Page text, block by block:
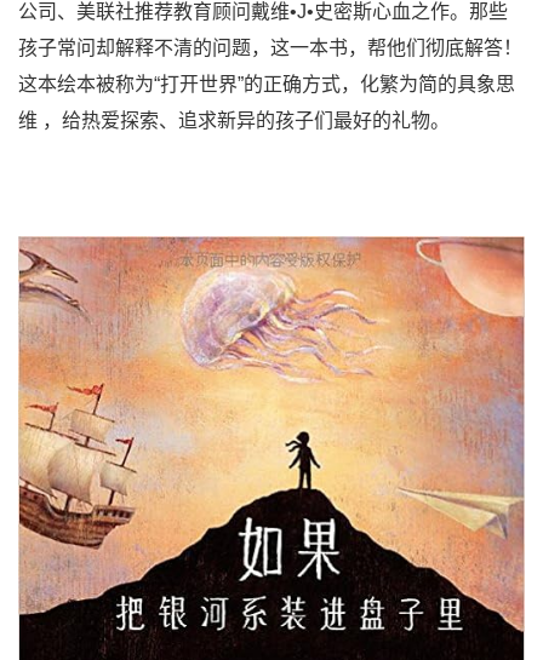
公司、美联社推荐教育顾问戴维•J•史密斯心血之作。那些
孩子常问却解释不清的问题，这一本书，帮他们彻底解答！
这本绘本被称为“打开世界”的正确方式，化繁为简的具象思
维 ，给热爱探索、追求新异的孩子们最好的礼物。